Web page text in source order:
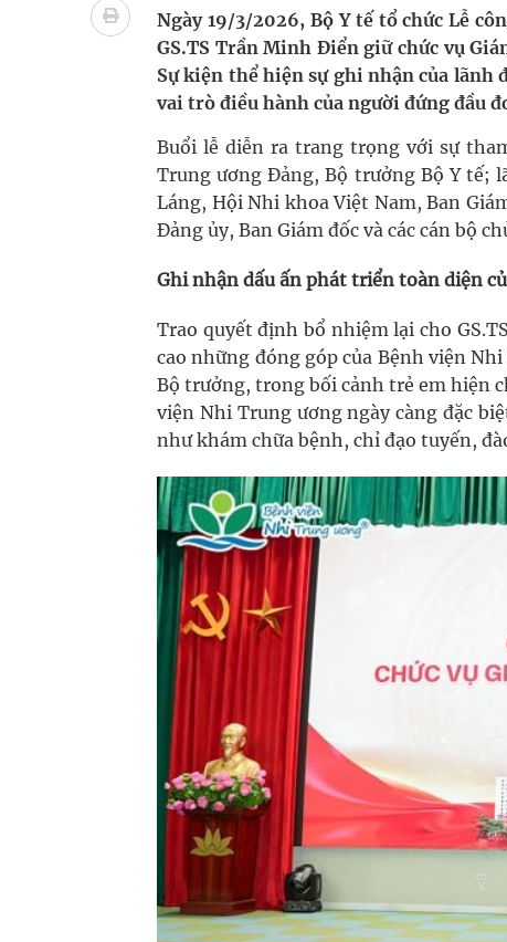
Chấn chỉnh hoạt động kinh doanh dược liệu
Súp lơ xanh mang đến hy vọng mới trong phòng
Triển khai đồng bộ các giải pháp quản lý chất
Cách âm nhạc trị liệu được “đo ni đóng giày”
Ngày 19/3/2026, Bộ Y tế tổ chức Lễ
GS.TS Trần Minh Điển giữ chức vụ
Sự kiện thể hiện sự ghi nhận của lãnh
vai trò điều hành của người đứng đầu
Buổi lễ diễn ra trang trọng với sự
Trung ương Đảng, Bộ trưởng Bộ Y tế;
Láng, Hội Nhi khoa Việt Nam, Ban
Đảng ủy, Ban Giám đốc và các cán bộ
Ghi nhận dấu ấn phát triển toàn diện
Trao quyết định bổ nhiệm lại cho
cao những đóng góp của Bệnh viện
Bộ trưởng, trong bối cảnh trẻ em hiện
viện Nhi Trung ương ngày càng đặc
như khám chữa bệnh, chỉ đạo tuyến,